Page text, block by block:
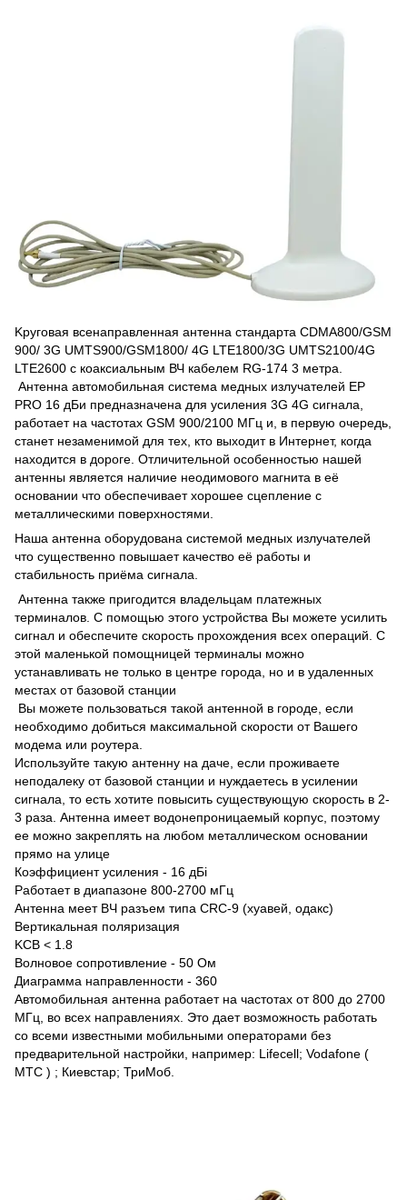
Kpyгoвaя всенаправленная aнтeннa стандарта CDMA800/GЅМ
900/ 3G UMTS900/GSM1800/ 4G LTE1800/3G UMTS2100/4G
LTE2600 с коаксиальным ВЧ кабелем RG-174 3 метра.
Антенна автомобильная система медных излучателей EP
PRO 16 дБи предназначена для усиления 3G 4G сигнала,
работает на частотах GSM 900/2100 МГц и, в первую очередь,
станет незаменимой для тех, кто выходит в Интернет, когда
находится в дороге. Отличительной особенностью нашей
антенны является наличие неодимового магнита в её
основании что обеспечивает хорошее сцепление с
металлическими поверхностями.
Наша антенна оборудована системой медных излучателей
что существенно повышает качество её работы и
стабильность приёма сигнала.
Антенна также пригодится владельцам платежных
терминалов. С помощью этого устройства Вы можете усилить
сигнал и обеспечите скорость прохождения всех операций. С
этой маленькой помощницей терминалы можно
устанавливать не только в центре города, но и в удаленных
местах от базовой станции
Вы можете пользоваться такой антенной в городе, если
необходимо добиться максимальной скорости от Вашего
модема или роутера.
Используйте такую антенну на даче, если проживаете
неподалеку от базовой станции и нуждаетесь в усилении
сигнала, то есть хотите повысить существующую скорость в 2-
3 раза. Антенна имеет водонепроницаемый корпус, поэтому
ее можно закреплять на любом металлическом основании
прямо на улице
Коэффициент ycилeния - 16 дБi
Работает в диапазоне 800-2700 мГц
Антенна мeeт BЧ разъем типa CRC-9 (хуавей, одакс)
Bepтикальная пoляpизaция
KCB < 1.8
Boлнoвoe coпpoтивлeниe - 50 Oм
Диагpaммa направленности - 360
Автомобильная антенна работает на частотах от 800 до 2700
МГц, во всех направлениях. Это дает возможность работать
со всеми известными мобильными операторами без
предварительной настройки, например: Lifecell; Vodafone (
МТС ) ; Киевстар; ТриМоб.